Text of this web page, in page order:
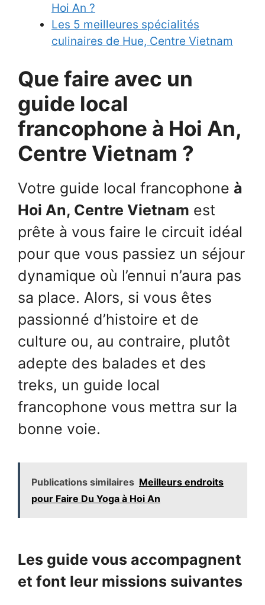
Hoi An ?
Les 5 meilleures spécialités
culinaires de Hue, Centre Vietnam
Que faire avec un
guide local
francophone à Hoi An,
Centre Vietnam ?
Votre guide local francophone à
Hoi An, Centre Vietnam est
prête à vous faire le circuit idéal
pour que vous passiez un séjour
dynamique où l’ennui n’aura pas
sa place. Alors, si vous êtes
passionné d’histoire et de
culture ou, au contraire, plutôt
adepte des balades et des
treks, un guide local
francophone vous mettra sur la
bonne voie.
Publications similaires Meilleurs endroits
pour Faire Du Yoga à Hoi An
Les guide vous accompagnent
et font leur missions suivantes